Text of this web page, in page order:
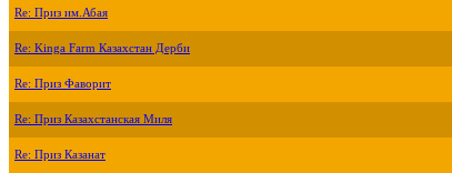
Re: Приз им.Абая
Re: Kinga Farm Казахстан Дерби
Re: Приз Фаворит
Re: Приз Казахстанская Миля
Re: Приз Казанат